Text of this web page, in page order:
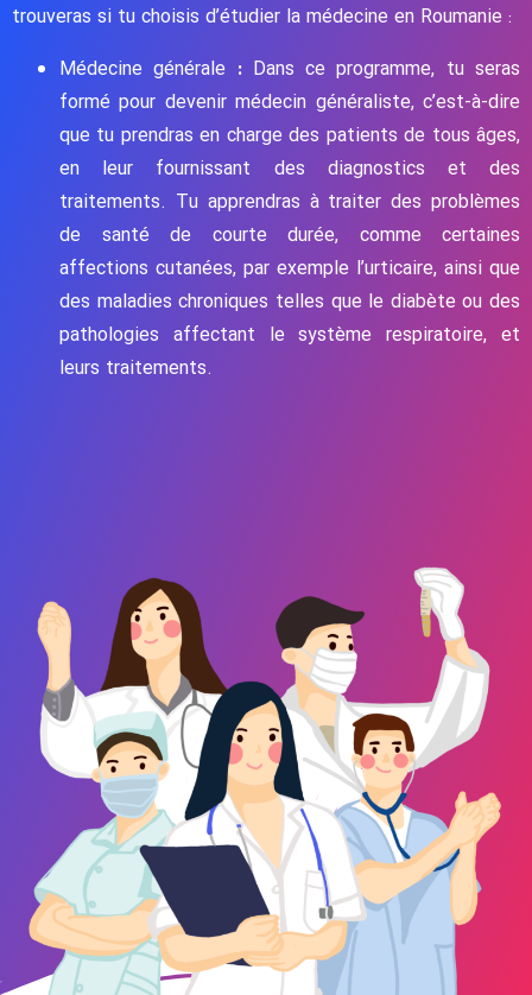
trouveras si tu choisis d’étudier la médecine en Roumanie :
Médecine générale :Dans ce programme, tu seras
formé pour devenir médecin généraliste, c’est-à-dire
que tu prendras en charge des patients de tous âges,
en leur fournissant des diagnostics et des
traitements. Tu apprendras à traiter des problèmes
de santé de courte durée, comme certaines
affections cutanées, par exemple l’urticaire, ainsi que
des maladies chroniques telles que le diabète ou des
pathologies affectant le système respiratoire, et
leurs traitements.